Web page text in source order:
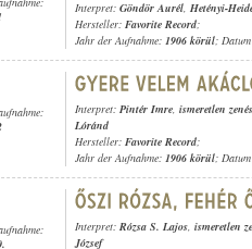
Interpret: Göndör Aurél, Hetényi-
Hersteller: Favorite Record;
Jahr der Aufnahme: 1906 körül;
Interpret: Pintér Imre, ismeretlen
Lóránd
Hersteller: Favorite Record;
Jahr der Aufnahme: 1906 körül;
Interpret: Rózsa S. Lajos, ismeretlen
József